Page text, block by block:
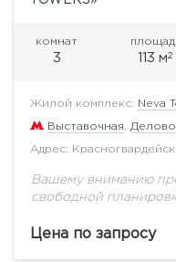
комнат
3 113 м2
Жилой комплекс: Neva
Выставочная,
Адрес:
Вашему вниманию
свободной
современного
Цена по запросу